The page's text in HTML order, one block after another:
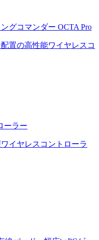
グコマンダー OCTA Pro
置の高性能ワイヤレスコ
ーラー
イヤレスコントローラ